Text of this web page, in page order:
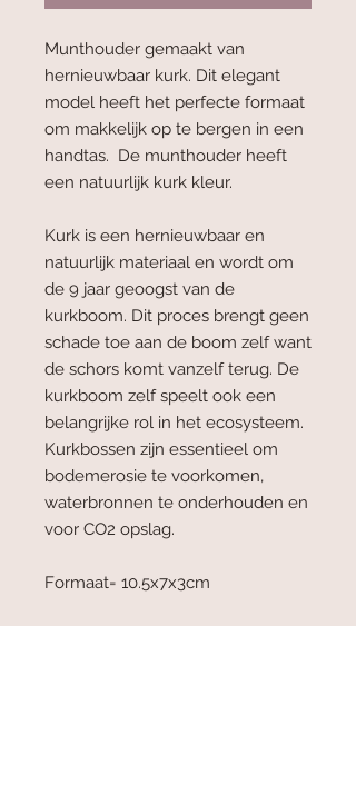
Munthouder gemaakt van
hernieuwbaar kurk. Dit elegant
model heeft het perfecte formaat
om makkelijk op te bergen in een
handtas. De munthouder heeft
een natuurlijk kurk kleur.
Kurk is een hernieuwbaar en
natuurlijk materiaal en wordt om
de 9 jaar geoogst van de
kurkboom. Dit proces brengt geen
schade toe aan de boom zelf want
de schors komt vanzelf terug. De
kurkboom zelf speelt ook een
belangrijke rol in het ecosysteem.
Kurkbossen zijn essentieel om
bodemerosie te voorkomen,
waterbronnen te onderhouden en
voor CO2 opslag.
Formaat= 10.5x7x3cm